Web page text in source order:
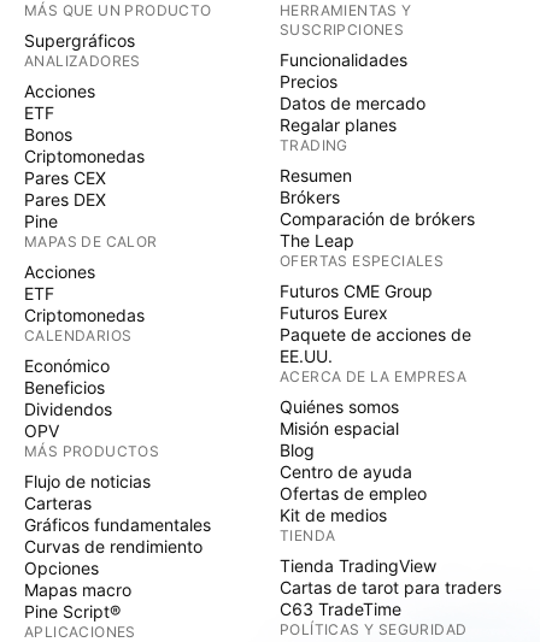
MÁS QUE UN PRODUCTO
Supergráficos
ANALIZADORES
Acciones
ETF
Bonos
Criptomonedas
Pares CEX
Pares DEX
Pine
MAPAS DE CALOR
Acciones
ETF
Criptomonedas
CALENDARIOS
Económico
Beneficios
Dividendos
OPV
MÁS PRODUCTOS
Flujo de noticias
Carteras
Gráficos fundamentales
Curvas de rendimiento
Opciones
Mapas macro
Pine Script®
APLICACIONES
HERRAMIENTAS Y
SUSCRIPCIONES
Funcionalidades
Precios
Datos de mercado
Regalar planes
TRADING
Resumen
Brókers
Comparación de brókers
The Leap
OFERTAS ESPECIALES
Futuros CME Group
Futuros Eurex
Paquete de acciones de
EE.UU.
ACERCA DE LA EMPRESA
Quiénes somos
Misión espacial
Blog
Centro de ayuda
Ofertas de empleo
Kit de medios
TIENDA
Tienda TradingView
Cartas de tarot para traders
C63 TradeTime
POLÍTICAS Y SEGURIDAD